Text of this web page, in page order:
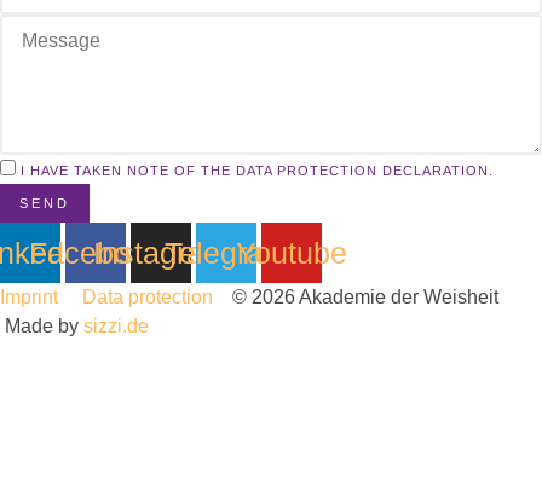
I HAVE TAKEN NOTE OF THE DATA PROTECTION DECLARATION.
SEND
FacebookInstagramTelegramYoutube
Imprint Data protection © 2026 Akademie der Weisheit
Made by sizzi.de